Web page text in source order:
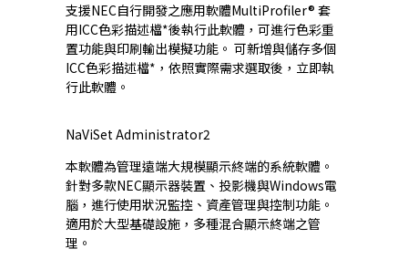
支援NEC自行開發之應用軟體MultiProfiler® 套
用ICC色彩描述檔*後執行此軟體，可進行色彩重
置功能與印刷輸出模擬功能。 可新增與儲存多個
ICC色彩描述檔*，依照實際需求選取後，立即執
行此軟體。
NaViSet Administrator2
本軟體為管理遠端大規模顯示終端的系統軟體。
針對多款NEC顯示器裝置、投影機與Windows電
腦，進行使用狀況監控、資產管理與控制功能。
適用於大型基礎設施，多種混合顯示終端之管
理。